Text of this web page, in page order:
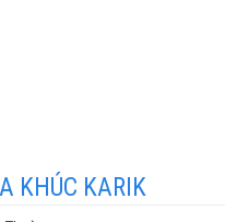
KHÚC KARIK